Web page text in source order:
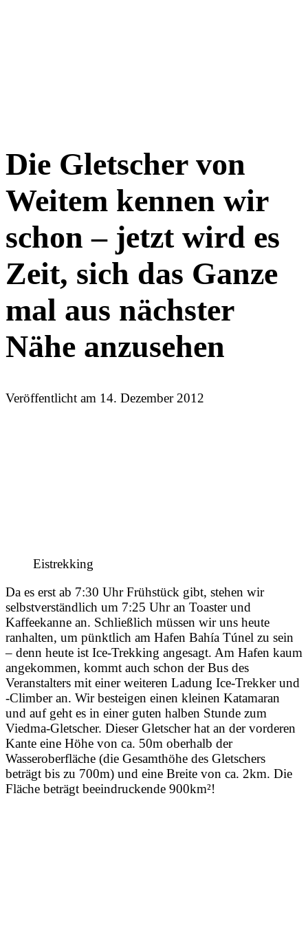
Die Gletscher von
Weitem kennen wir
schon – jetzt wird es
Zeit, sich das Ganze
mal aus nächster
Nähe anzusehen
Veröffentlicht am 14. Dezember 2012
Eistrekking
Da es erst ab 7:30 Uhr Frühstück gibt, stehen wir
selbstverständlich um 7:25 Uhr an Toaster und
Kaffeekanne an. Schließlich müssen wir uns heute
ranhalten, um pünktlich am Hafen Bahía Túnel zu sein
– denn heute ist Ice-Trekking angesagt. Am Hafen kaum
angekommen, kommt auch schon der Bus des
Veranstalters mit einer weiteren Ladung Ice-Trekker und
-Climber an. Wir besteigen einen kleinen Katamaran
und auf geht es in einer guten halben Stunde zum
Viedma-Gletscher. Dieser Gletscher hat an der vorderen
Kante eine Höhe von ca. 50m oberhalb der
Wasseroberfläche (die Gesamthöhe des Gletschers
beträgt bis zu 700m) und eine Breite von ca. 2km. Die
Fläche beträgt beeindruckende 900km²!